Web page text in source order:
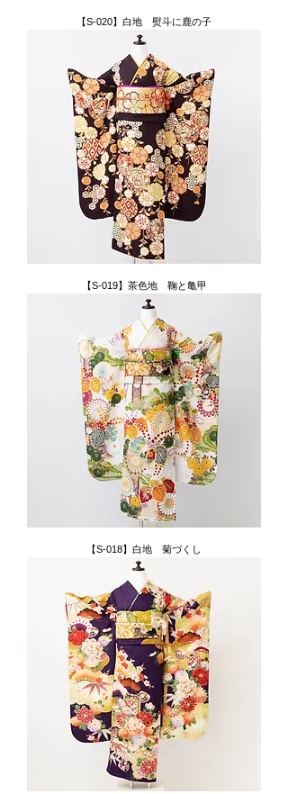
【S-020】白地 熨斗に鹿の子
【S-019】茶色地 鞠と亀甲
【S-018】白地 菊づくし